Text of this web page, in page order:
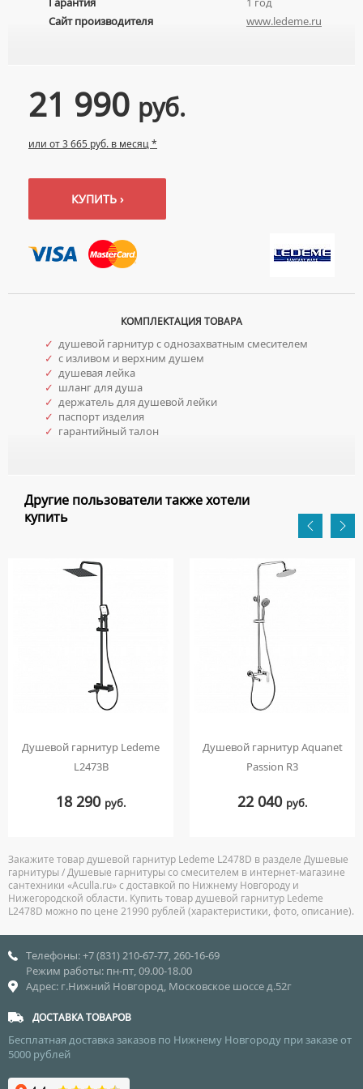
Сайт производителя
www.ledeme.ru
21 990 руб.
или от 3 665 руб. в месяц *
КУПИТЬ ›
КОМПЛЕКТАЦИЯ ТОВАРА
✓ душевой гарнитур с однозахватным смесителем
✓ с изливом и верхним душем
✓ душевая лейка
✓ шланг для душа
✓ держатель для душевой лейки
✓ паспорт изделия
✓ гарантийный талон
Другие пользователи также хотели
купить
Душевой гарнитур Ledeme
L2473B
18 290 руб.
Душевой гарнитур Aquanet
Passion R3
22 040 руб.
Закажите товар душевой гарнитур Ledeme L2478D в разделе Душевые
гарнитуры / Душевые гарнитуры со смесителем в интернет-магазине
сантехники «Aculla.ru» с доставкой по Нижнему Новгороду и
Нижегородской области. Купить товар душевой гарнитур Ledeme
L2478D можно по цене 21990 рублей (характеристики, фото, описание).
УМЫВАЛЬНИКИ С ПЬЕДЕСТАЛАМИ
КОМПЛЕКТУЮЩИЕ ДЛЯ УНИТАЗОВ
Телефоны: +7 (831) 210-67-77, 260-16-69
Режим работы: пн-пт, 09.00-18.00
Адрес: г.Нижний Новгород, Московское шоссе д.52г
ДОСТАВКА ТОВАРОВ
Бесплатная доставка заказов по Нижнему Новгороду при заказе от
5000 рублей